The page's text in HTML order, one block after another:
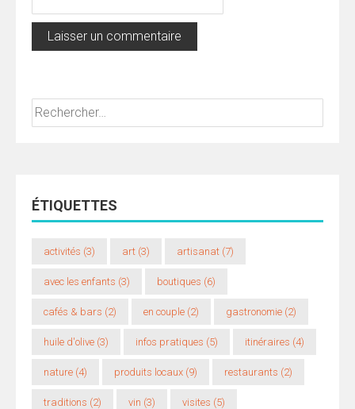
Rechercher :
ÉTIQUETTES
activités (3) art (3) artisanat (7)
avec les enfants (3) boutiques (6)
cafés & bars (2) en couple (2) gastronomie (2)
huile d'olive (3) infos pratiques (5) itinéraires (4)
nature (4) produits locaux (9) restaurants (2)
traditions (2) vin (3) visites (5)